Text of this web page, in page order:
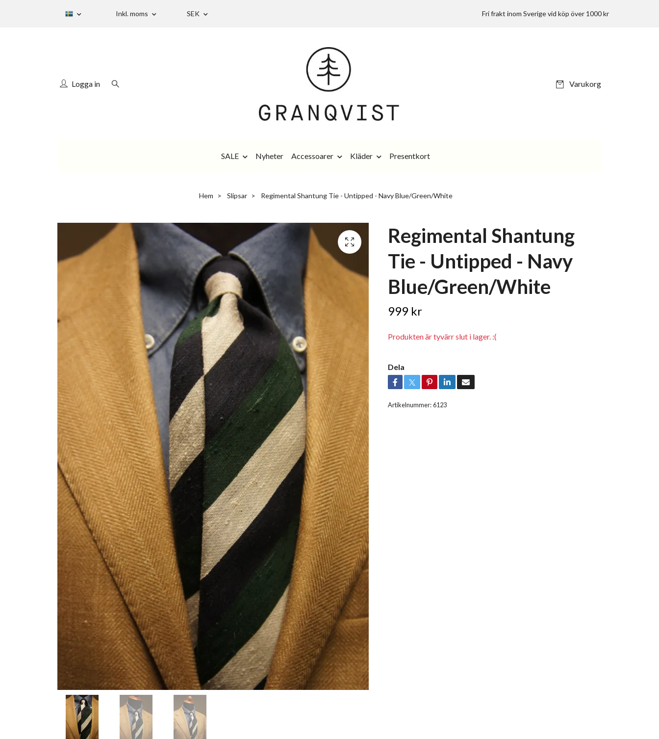
Inkl. moms SEK Fri frakt inom Sverige vid köp över 1000 kr
Logga in Varukorg
SALE Nyheter Accessoarer Kläder Presentkort
Hem Slipsar Regimental Shantung Tie - Untipped - Navy Blue/Green/White
Regimental Shantung
Tie - Untipped - Navy
Blue/Green/White
999 kr
Produkten är tyvärr slut i lager. :(
Dela
Artikelnummer:6123